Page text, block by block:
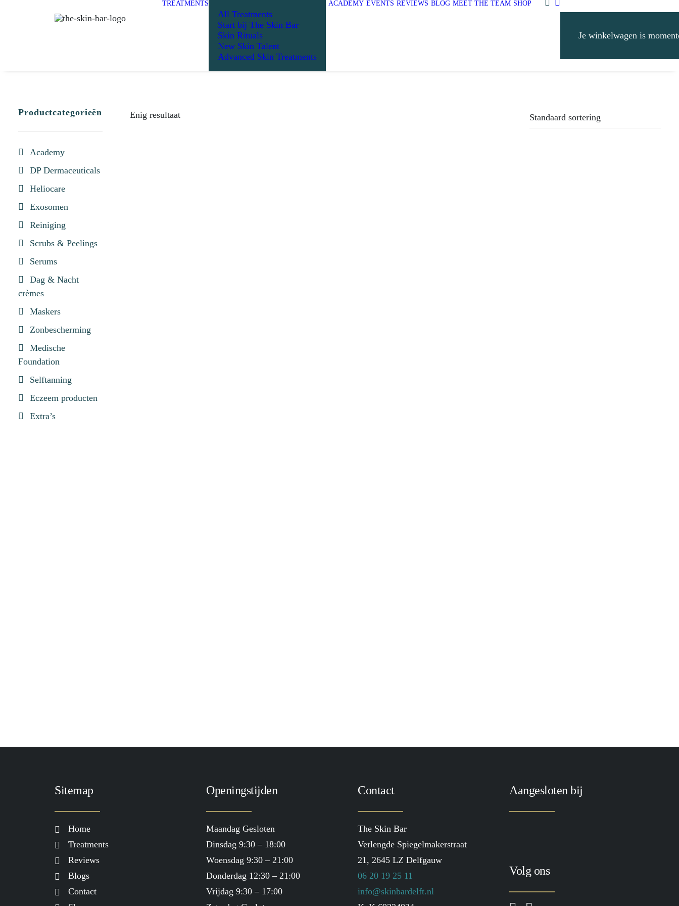
TREATMENTS
All Treatments
Start bij The Skin Bar
Skin Rituals
New Skin Talent
Advanced Skin Treatments
ACADEMY EVENTS REVIEWS BLOG MEET THE TEAM SHOP
Je winkelwagen is
Productcategorieën
Academy
DP Dermaceuticals
Heliocare
Exosomen
Reiniging
Scrubs & Peelings
Serums
Dag & Nacht
crèmes
Maskers
Zonbescherming
Medische
Foundation
Selftanning
Eczeem producten
Extra’s
Enig resultaat
Sitemap
Home
Treatments
Reviews
Blogs
Contact
Openingstijden
Maandag Gesloten
Dinsdag 9:30 – 18:00
Woensdag 9:30 – 21:00
Donderdag 12:30 – 21:00
Vrijdag 9:30 – 17:00
Contact
The Skin Bar
Verlengde Spiegelmakerstraat
21, 2645 LZ Delfgauw
06 20 19 25 11
info@skinbardelft.nl
Aangesloten bij
Volg ons